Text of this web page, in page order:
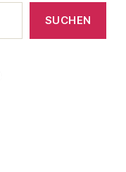
SUCHEN